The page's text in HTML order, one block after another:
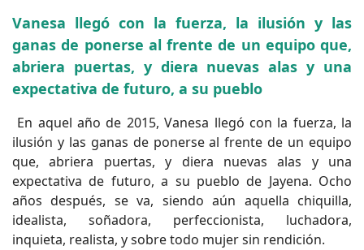
Vanesa llegó con la fuerza, la ilusión y las
ganas de ponerse al frente de un equipo que,
abriera puertas, y diera nuevas alas y una
expectativa de futuro, a su pueblo
En aquel año de 2015, Vanesa llegó con la fuerza, la
ilusión y las ganas de ponerse al frente de un equipo
que, abriera puertas, y diera nuevas alas y una
expectativa de futuro, a su pueblo de Jayena. Ocho
años después, se va, siendo aún aquella chiquilla,
idealista, soñadora, perfeccionista, luchadora,
inquieta, realista, y sobre todo mujer sin rendición.